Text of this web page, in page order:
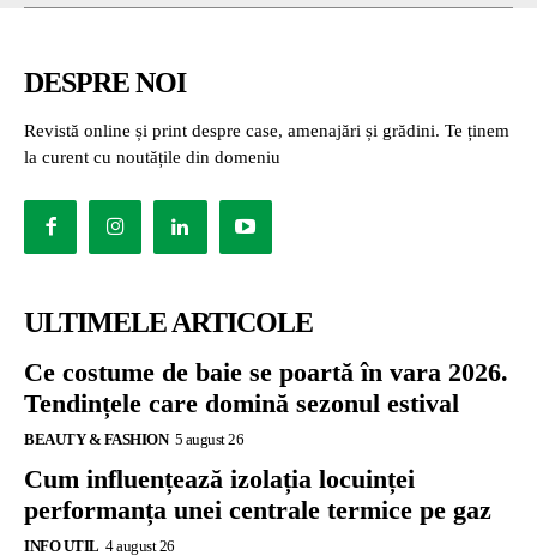
DESPRE NOI
Revistă online și print despre case, amenajări și grădini. Te ținem
la curent cu noutățile din domeniu
ULTIMELE ARTICOLE
Ce costume de baie se poartă în vara 2026.
Tendințele care domină sezonul estival
BEAUTY & FASHION 5 august 26
Cum influențează izolația locuinței
performanța unei centrale termice pe gaz
INFO UTIL 4 august 26